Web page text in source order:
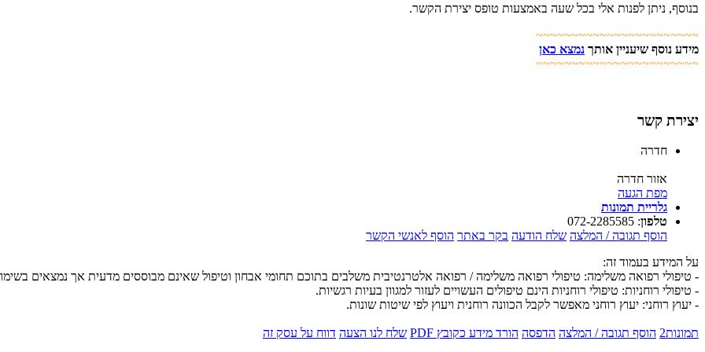
בנוסף, ניתן לפנות אלי בכל שעה באמצעות טופס יצירת הקשר.
~~~~~~~~~~~~~~~~~~~~~~~
מידע נוסף שיעניין אותך נמצא כאן
~~~~~~~~~~~~~~~~~~~~~~~
יצירת קשר
חדרה
אזור חדרה
מפת הגעה
גלריית תמונות
טלפון:
072-2285585
הוסף תגובה / המלצה שלח הודעה בקר באתר הוסף לאנשי הקשר
על המידע בעמוד זה:
- טיפולי רפואה משלימה: טיפולי רפואה משלימה / רפואה אלטרנטיבית משלבים בתוכם תחומי אבחון וטיפול שאינם מבוססים מדעית אך נמצאים
- טיפולי רוחניות: טיפולי רוחניות הינם טיפולים העשויים לעזור למגוון בעיות רגשיות.
- יעוץ רוחני: יעוץ רוחני מאפשר לקבל הכוונה רוחנית ויעוץ לפי שיטות שונות.
תמונות2 הוסף תגובה / המלצה הדפסה הורד מידע כקובץ PDF שלח לנו הצעה דווח על עסק זה